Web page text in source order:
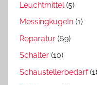
Leuchtmittel(5)
Messingkugeln (1)
Reparatur (69)
Schalter (10)
Schaustellerbedarf(1)